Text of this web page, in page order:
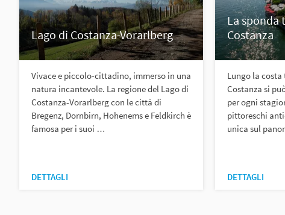
Lago di Costanza-Vorarlberg
Vivace e piccolo-cittadino, immerso in una
natura incantevole. La regione del Lago di
Costanza-Vorarlberg con le città di
Bregenz, Dornbirn, Hohenems e Feldkirch è
famosa per i suoi …
DETTAGLI
La sponda
Costanza
Lungo la costa
Costanza si
per ogni
pittoreschi
unica sul
DETTAGLI